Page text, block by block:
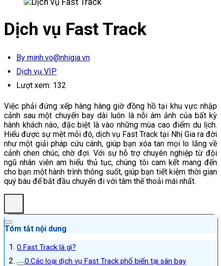
Dịch vụ Fast Track
By minh.vo@nhigia.vn
Dịch vụ VIP
Lượt xem: 132
Việc phải đứng xếp hàng hàng giờ đồng hồ tại khu vực nhập
cảnh sau một chuyến bay dài luôn là nỗi ám ảnh của bất kỳ
hành khách nào, đặc biệt là vào những mùa cao điểm du lịch.
Hiểu được sự mệt mỏi đó, dịch vụ Fast Track tại Nhị Gia ra đời
như một giải pháp cứu cánh, giúp bạn xóa tan mọi lo lắng về
cảnh chen chúc, chờ đợi. Với sự hỗ trợ chuyên nghiệp từ đội
ngũ nhân viên am hiểu thủ tục, chúng tôi cam kết mang đến
cho bạn một hành trình thông suốt, giúp bạn tiết kiệm thời gian
quý báu để bắt đầu chuyến đi với tâm thế thoải mái nhất.
Tóm tắt nội dung
Fast Track là gì?
Các loại dịch vụ Fast Track phổ biến tại sân bay